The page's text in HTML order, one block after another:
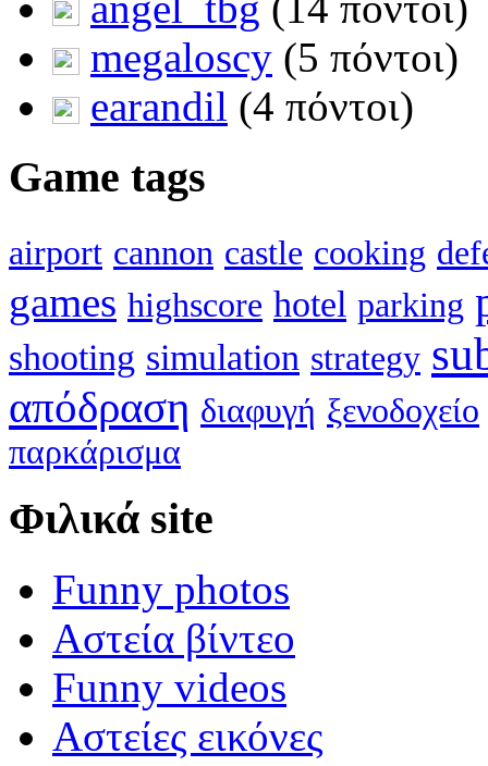
megaloscy (5 πόντοι)
earandil (4 πόντοι)
Game tags
airport cannon castle cooking
games highscore hotel parking
shooting simulation strategy
απόδραση διαφυγή ξενοδοχείο
παρκάρισμα
Φιλικά site
Funny photos
Αστεία βίντεο
Funny videos
Αστείες εικόνες